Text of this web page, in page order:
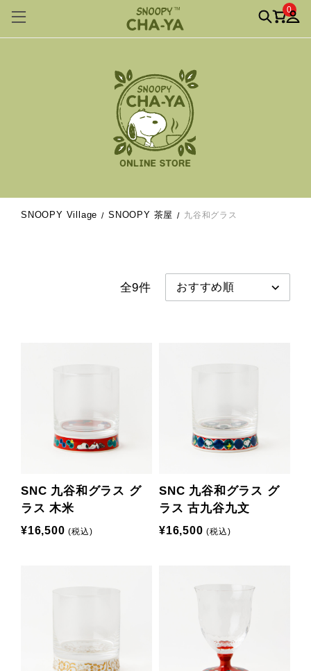
0
SNOOPY Village SNOOPY 茶屋 九谷和グラス
全9件
SNC 九谷和グラス グ
ラス 木米
¥16,500(税込)
SNC 九谷和グラス グ
ラス 古九谷九文
¥16,500(税込)